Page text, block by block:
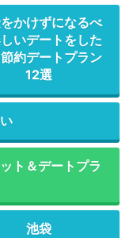
かけずになるべ
しいデートをした
約デートプラン
12選
ト＆デートプラ
池袋